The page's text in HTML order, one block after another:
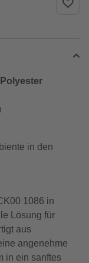
in den
1086 in
Lösung für
aus
angenehme
in ein sanftes